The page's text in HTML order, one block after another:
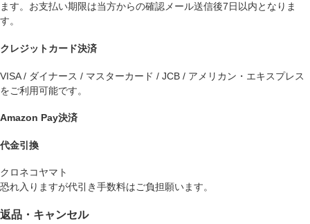
ます。お支払い期限は当方からの確認メール送信後7日以内となりま
す。
クレジットカード決済
VISA / ダイナース / マスターカード / JCB / アメリカン・エキスプレス
をご利用可能です。
Amazon Pay決済
代金引換
クロネコヤマト
恐れ入りますが代引き手数料はご負担願います。
返品・キャンセル